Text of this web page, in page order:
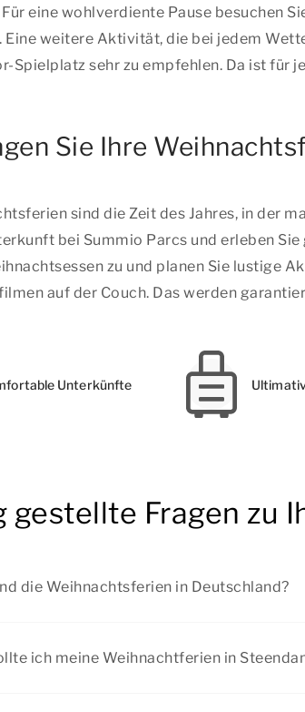
eine wohlverdiente Pause besuchen
Eine weitere Aktivität, die bei jedem
Spielplatz sehr zu empfehlen. Da ist für
Sie Ihre
sind die Zeit des Jahres, in der
bei Summio Parcs und erleben
zu und planen Sie lustige
auf der Couch. Das werden
Unterkünfte
gestellte Fragen zu
die Weihnachtsferien in Deutschland?
ich meine Weihnachtferien in